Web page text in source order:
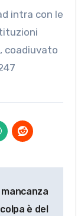
intra con le
coadiuvato
mancanza
è del